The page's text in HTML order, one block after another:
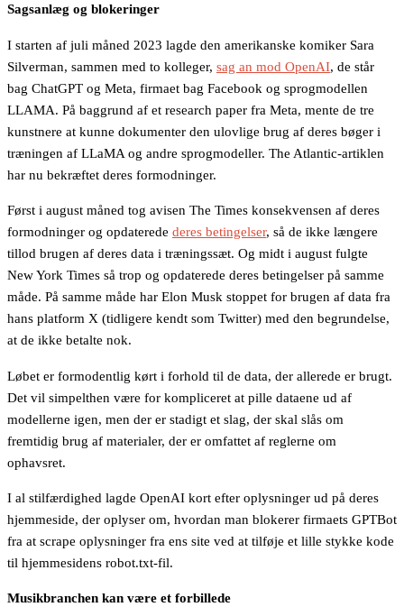
Sagsanlæg og blokeringer
I starten af juli måned 2023 lagde den amerikanske komiker Sara
Silverman, sammen med to kolleger, sag an mod OpenAI, de står
bag ChatGPT og Meta, firmaet bag Facebook og sprogmodellen
LLAMA. På baggrund af et research paper fra Meta, mente de tre
kunstnere at kunne dokumenter den ulovlige brug af deres bøger i
træningen af LLaMA og andre sprogmodeller. The Atlantic-artiklen
har nu bekræftet deres formodninger.
Først i august måned tog avisen The Times konsekvensen af deres
formodninger og opdaterede deres betingelser, så de ikke længere
tillod brugen af deres data i træningssæt. Og midt i august fulgte
New York Times så trop og opdaterede deres betingelser på samme
måde. På samme måde har Elon Musk stoppet for brugen af data fra
hans platform X (tidligere kendt som Twitter) med den begrundelse,
at de ikke betalte nok.
Løbet er formodentlig kørt i forhold til de data, der allerede er brugt.
Det vil simpelthen være for kompliceret at pille dataene ud af
modellerne igen, men der er stadigt et slag, der skal slås om
fremtidig brug af materialer, der er omfattet af reglerne om
ophavsret.
I al stilfærdighed lagde OpenAI kort efter oplysninger ud på deres
hjemmeside, der oplyser om, hvordan man blokerer firmaets GPTBot
fra at scrape oplysninger fra ens site ved at tilføje et lille stykke kode
til hjemmesidens robot.txt-fil.
Musikbranchen kan være et forbillede